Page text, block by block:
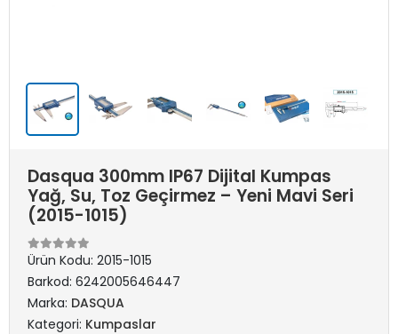
Dasqua 300mm IP67 Dijital Kumpas
Yağ, Su, Toz Geçirmez – Yeni Mavi Seri
(2015-1015)
Ürün Kodu: 2015-1015
Barkod: 6242005646447
Marka: DASQUA
Kategori: Kumpaslar